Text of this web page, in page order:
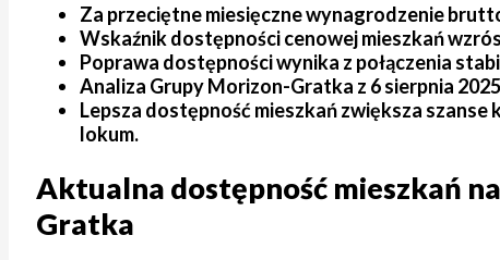
Za przeciętne miesięczne wynagrodzenie
Wskaźnik dostępności cenowej mieszkań
Poprawa dostępności wynika z połączenia
Analiza Grupy Morizon-Gratka z 6 sierpnia
Lepsza dostępność mieszkań zwiększa szanse
lokum.
Aktualna dostępność mieszkań
Gratka